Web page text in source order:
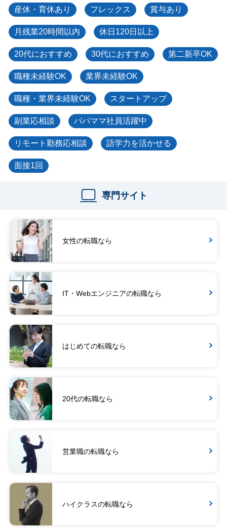
産休・育休あり フレックス 賞与あり
月残業20時間以内 休日120日以上
20代におすすめ 30代におすすめ 第二新卒OK
職種未経験OK 業界未経験OK
職種・業界未経験OK スタートアップ
副業応相談 パパママ社員活躍中
リモート勤務応相談 語学力を活かせる
面接1回
専門サイト
女性の転職なら
IT・Webエンジニアの転職なら
はじめての転職なら
20代の転職なら
営業職の転職なら
ハイクラスの転職なら